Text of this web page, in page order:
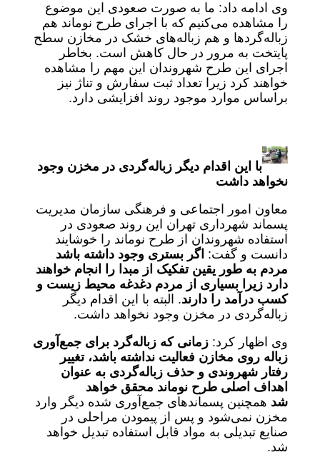
وی ادامه داد: ما به صورت صعودی این موضوع
را مشاهده می‌کنیم که با اجرای طرح نوماند هم
زباله‌گردها و هم زباله‌های خشک در مخازن سطح
پایتخت به مرور در حال کاهش است. بخاطر
اجرای این طرح شهروندان این مهم را مشاهده
خواهند کرد زیرا تعداد ثبت سفارش و تناژ نیز
براساس موارد موجود روند افزایشی دارد.
با این اقدام دیگر زباله‌گردی در مخزن وجود
نخواهد داشت
معاون امور اجتماعی و فرهنگی سازمان مدیریت
پسماند شهرداری تهران این روند صعودی در
استفاده شهروندان از طرح نوماند را خوشایند
دانست و گفت: اگر بستری وجود داشته باشد
مردم به طور یقین تفکیک از مبدا را انجام خواهند
دارد زیرا بسیاری از مردم دغدغه محیط زیست و
کسب درآمد را دارند. البته با این اقدام دیگر
زباله‌گردی در مخزن وجود نخواهد داشت.
وی اظهار کرد: زمانی که زباله‌گرد برای جمع‌آوری
زباله روی مخازن فعالیت نداشته باشد، تغییر
رفتار شهروندی و حذف زباله‌گردی به عنوان
اهداف اصلی طرح نوماند محقق خواهد
شد همچنین پسماندهای جمع‌آوری شده دیگر وارد
مخزن نمی‌شود و پس از پیمودن مراحلی در
صنایع تبدیلی به مواد قابل استفاده تبدیل خواهد
شد.